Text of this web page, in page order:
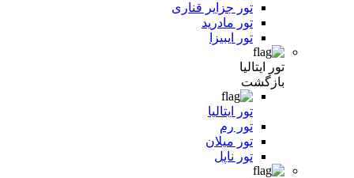
تور جزایر قناری
تور مادرید
تور ایبیزا
تور ایتالیا
بازگشت
تور ایتالیا
تور رم
تور میلان
تور ناپل